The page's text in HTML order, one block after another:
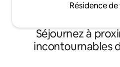
Résidence
Séjournez à
incontournables